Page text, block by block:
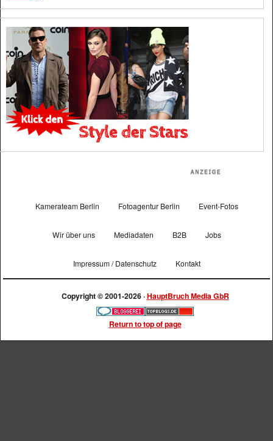
Kamerateam Berlin Fotoagentur Berlin Event-Fotos
Wir über uns Mediadaten B2B Jobs
Impressum / Datenschutz Kontakt
Copyright © 2001-2026 ·HauptBruch Media GbR
Return to top of page